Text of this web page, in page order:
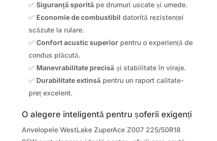
✅ Siguranță sporităpe drumuri uscate și umede.
✅ Economie de combustibil datorită rezistenței
scăzute la rulare.
✅ Confort acustic superiorpentru o experiență de
condus plăcută.
✅ Manevrabilitate precisăși stabilitate în viraje.
✅ Durabilitate extinsăpentru un raport calitate-
preț excelent.
O alegere inteligentă pentru șoferii exigenți
Anvelopele WestLake ZuperAce Z007 225/50R18